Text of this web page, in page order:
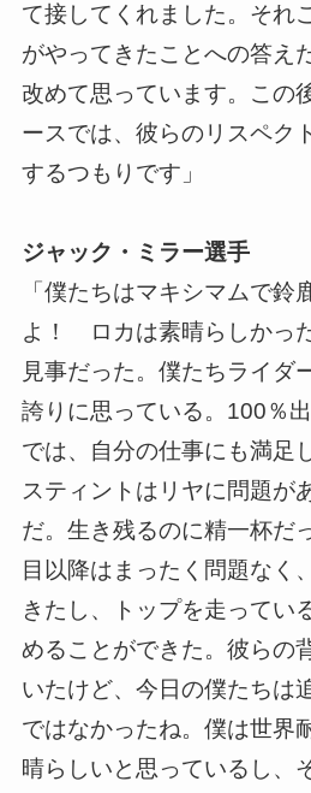
て接してくれました。それ
がやってきたことへの答え
改めて思っています。この
ースでは、彼らのリスペク
するつもりです」
ジャック・ミラー選手
「僕たちはマキシマムで鈴
よ！ ロカは素晴らしかっ
見事だった。僕たちライダ
誇りに思っている。100％
では、自分の仕事にも満足
スティントはリヤに問題が
だ。生き残るのに精一杯だ
目以降はまったく問題なく
きたし、トップを走ってい
めることができた。彼らの
いたけど、今日の僕たちは
ではなかったね。僕は世界
晴らしいと思っているし、